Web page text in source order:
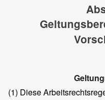
(1) Diese